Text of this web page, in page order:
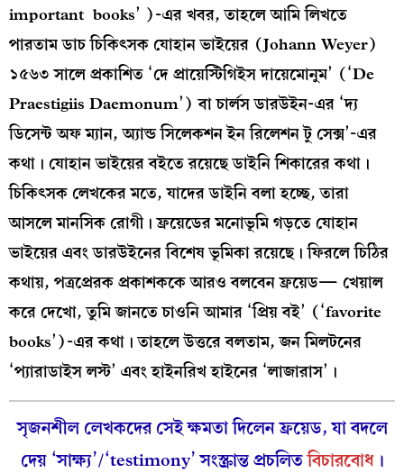
important books’ )-এর খবর, তাহলে আমি লিখতে
পারতাম ডাচ চিকিৎসক যোহান ভাইয়ের (Johann Weyer)
১৫৬৩ সালে প্রকাশিত ‘দে প্রায়েস্টিগিইস দায়েমোনুম’ (‘De
Praestigiis Daemonum’) বা চার্লস ডারউইন-এর ‘দ্য
ডিসেন্ট অফ ম্যান, অ্যান্ড সিলেকশন ইন রিলেশন টু সেক্স’-এর
কথা। যোহান ভাইয়ের বইতে রয়েছে ডাইনি শিকারের কথা।
চিকিৎসক লেখকের মতে, যাদের ডাইনি বলা হচ্ছে, তারা
আসলে মানসিক রোগী। ফ্রয়েডের মনোভূমি গড়তে যোহান
ভাইয়ের এবং ডারউইনের বিশেষ ভূমিকা রয়েছে। ফিরলে চিঠির
কথায়, পত্রপ্রেরক প্রকাশককে আরও বলবেন ফ্রয়েড— খেয়াল
করে দেখো, তুমি জানতে চাওনি আমার ‘প্রিয় বই’ (‘favorite
books’)-এর কথা। তাহলে উত্তরে বলতাম, জন মিলটনের
‘প্যারাডাইস লস্ট’ এবং হাইনরিখ হাইনের ‘লাজারাস’।
সৃজনশীল লেখকদের সেই ক্ষমতা দিলেন ফ্রয়েড, যা বদলে
দেয় ‘সাক্ষ্য’/‘testimony’ সংস্ক্রান্ত প্রচলিতবিচারবোধ।